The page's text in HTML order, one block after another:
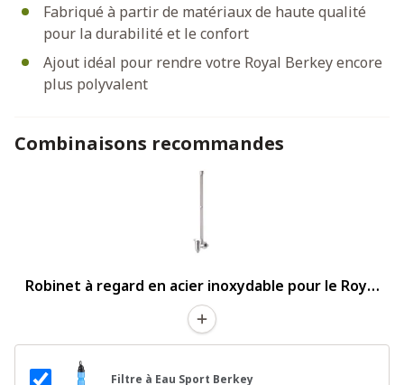
Fabriqué à partir de matériaux de haute qualité
pour la durabilité et le confort
Ajout idéal pour rendre votre Royal Berkey encore
plus polyvalent
Combinaisons recommandes
Robinet à regard en acier inoxydable pour le Royal
Berkey
Filtre à Eau Sport Berkey